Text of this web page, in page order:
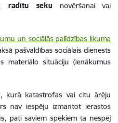
radītu seku novēršanai vai
un sociālās palīdzības likuma
pašvaldības sociālais dienests
materiālo situāciju (ienākumus
kurā katastrofas vai citu ārēju
nav iespēju izmantot ierastos
pati saviem spēkiem tā nespēj